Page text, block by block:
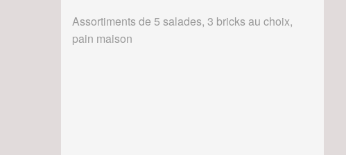
Assortiments de 5 salades, 3 bricks au choix,
pain maison